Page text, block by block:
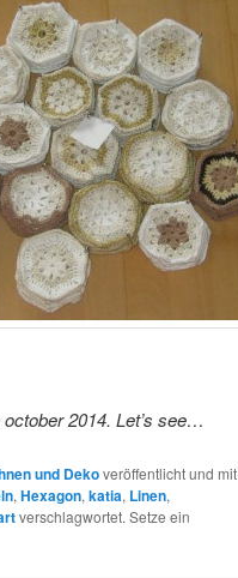
2014. Let’s see…
und Dekoveröffentlicht und mit
, Hexagon, katia, Linen,
verschlagwortet. Setze ein